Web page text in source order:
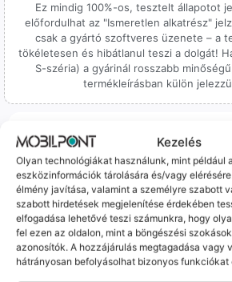
Kezelés
Olyan technológiákat használunk, mint például
eszközinformációk tárolására és/vagy
élmény javítása, valamint a személyre szabott
szabott hirdetések megjelenítése érdekében
elfogadása lehetővé teszi számunkra, hogy
fel ezen az oldalon, mint a böngészési
azonosítók. A hozzájárulás megtagadása vagy
hátrányosan befolyásolhat bizonyos funkciókat
Ez mindig 100%-os, tesztelt állapotot
előfordulhat az "Ismeretlen alkatrész"
csak a gyártó szoftveres üzenete – a
tökéletesen és hibátlanul teszi a dolgát!
S-széria) a gyárinál rosszabb
termékleírásban külön
100%
Sok éve a szegedi piac meghatározó
Nem egy arctalan webshop vagyunk:
ember veszi fel a telefont, és
minket Szegeden.